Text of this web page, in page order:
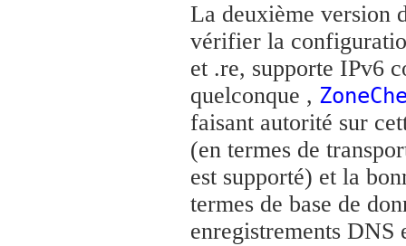
La deuxième version
vérifier la
et .re, supporte IPv6
quelconque ,
faisant autorité sur
(en termes de
est supporté) et la
termes de base de
enregistrements DNS